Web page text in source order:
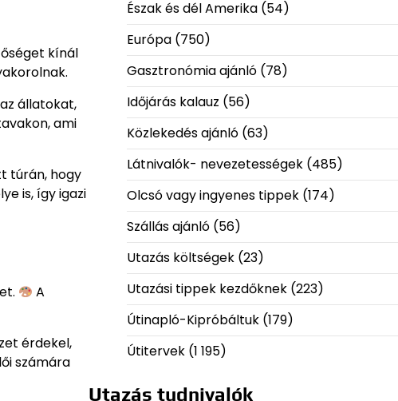
kínál
állatokat,
ami
túrán, hogy
is, így igazi
A
érdekel,
számára
Észak és dél Amerika(54)
Európa(750)
Gasztronómia ajánló(78)
Időjárás kalauz (56)
Közlekedés ajánló(63)
Látnivalók- nevezetességek(485)
Olcsó vagy ingyenes tippek(174)
Szállás ajánló(56)
Utazás költségek(23)
Utazási tippek kezdőknek(223)
Útinapló-Kipróbáltuk(179)
Útitervek(1 195)
Utazás tudnivalók